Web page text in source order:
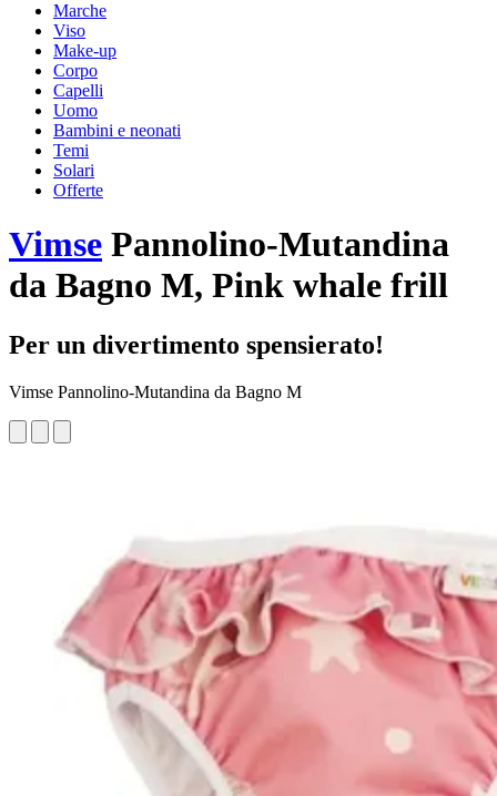
Marche
Viso
Make-up
Corpo
Capelli
Uomo
Bambini e neonati
Temi
Solari
Offerte
Vimse Pannolino-Mutandina
da Bagno M, Pink whale frill
Per un divertimento spensierato!
Vimse Pannolino-Mutandina da Bagno M